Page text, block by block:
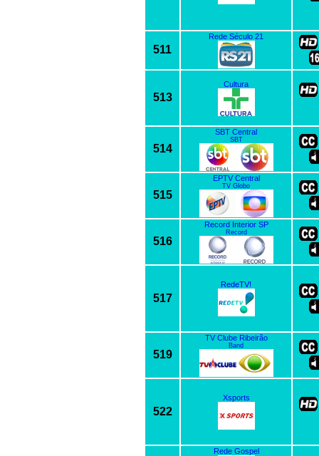
511
Rede Século 21
513
Cultura
514
SBT Central
SBT
515
EPTV Central
TV Globo
516
Record Interior SP
Record
517
RedeTV!
519
TV Clube Ribeirão
Band
522
Xsports
Rede Gospel